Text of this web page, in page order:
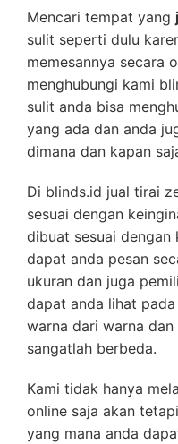
Mencari tempat yang
sulit seperti dulu
memesannya secara
menghubungi kami
sulit anda bisa
yang ada dan anda
dimana dan kapan
Di blinds.id jual tirai
sesuai dengan
dibuat sesuai
dapat anda pesan
ukuran dan juga
dapat anda lihat
warna dari warna
sangatlah berbeda.
Kami tidak hanya
online saja akan
yang mana anda